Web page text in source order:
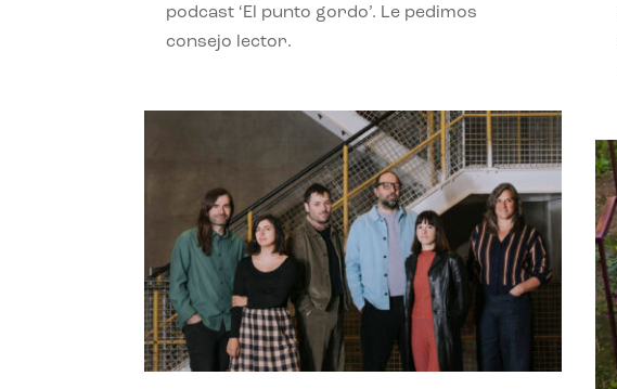
podcast ‘El punto gordo’. Le pedimos
consejo lector.